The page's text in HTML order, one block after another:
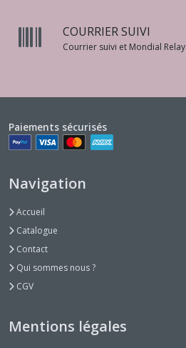
COURRIER SUIVI
Courrier suivi et Mondial Relay
Paiements sécurisés
Navigation
Accueil
Catalogue
Contact
Qui sommes nous ?
CGV
Mentions légales